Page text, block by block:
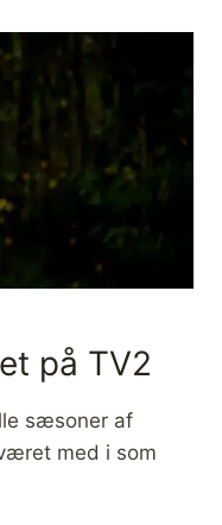
på TV2
sæsoner af
med i som